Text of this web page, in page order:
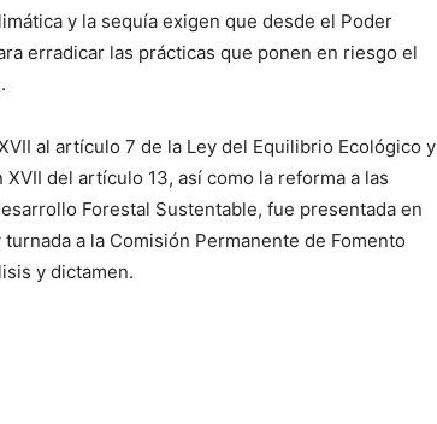
y la sequía exigen que desde el Poder
erradicar las prácticas que ponen en riesgo el
al artículo 7 de la Ley del Equilibrio Ecológico y
del artículo 13, así como la reforma a las
Forestal Sustentable, fue presentada en
a la Comisión Permanente de Fomento
y dictamen.